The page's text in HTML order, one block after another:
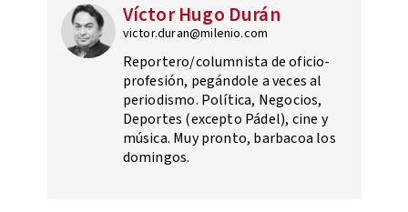
Víctor Hugo Durán
victor.duran@milenio.com
Reportero/columnista de oficio-
profesión, pegándole a veces al
periodismo. Política, Negocios,
Deportes (excepto Pádel), cine y
música. Muy pronto, barbacoa los
domingos.